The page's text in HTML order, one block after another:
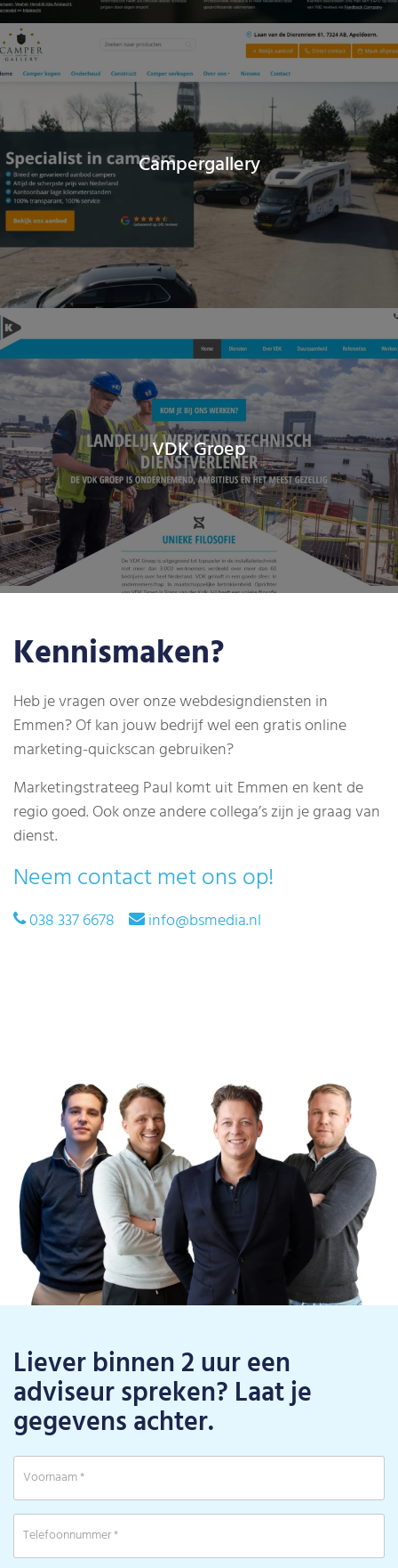
Campergallery
VDK Groep
Kennismaken?
Heb je vragen over onze webdesigndiensten in
Emmen? Of kan jouw bedrijf wel een gratis online
marketing-quickscan gebruiken?
Marketingstrateeg Paul komt uit Emmen en kent de
regio goed. Ook onze andere collega’s zijn je graag van
dienst.
Neem contact met ons op!
038 337 6678 info@bsmedia.nl
Liever binnen 2 uur een
adviseur spreken? Laat je
gegevens achter.